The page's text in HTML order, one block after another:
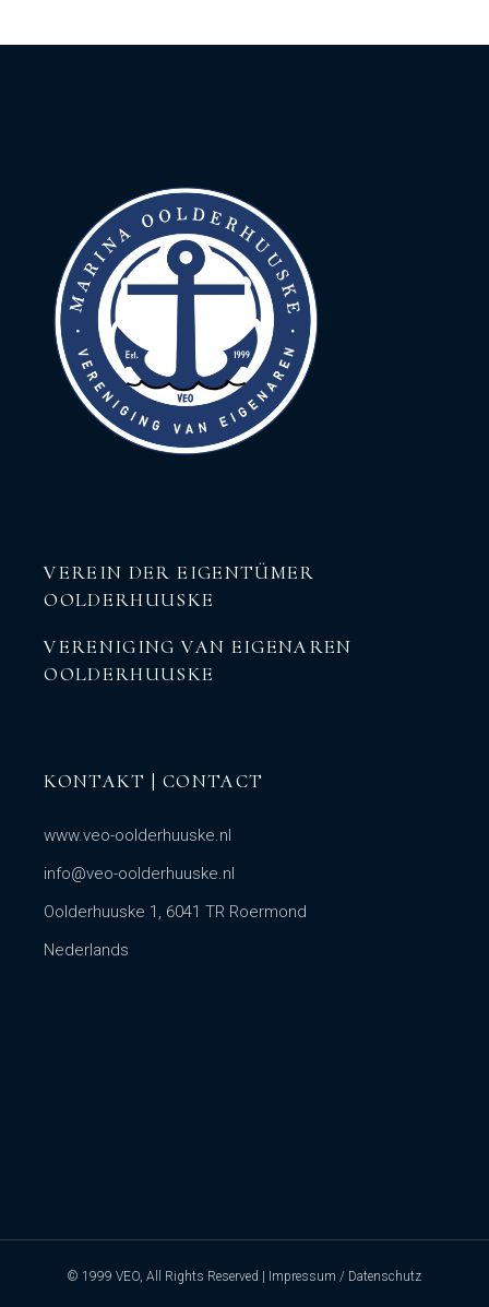
VEREIN DER EIGENTÜMER
OOLDERHUUSKE
VERENIGING VAN EIGENAREN
OOLDERHUUSKE
KONTAKT | CONTACT
www.veo-oolderhuuske.nl
info@veo-oolderhuuske.nl
Oolderhuuske 1, 6041 TR Roermond
Nederlands
© 1999 VEO, All Rights Reserved | Impressum / Datenschutz